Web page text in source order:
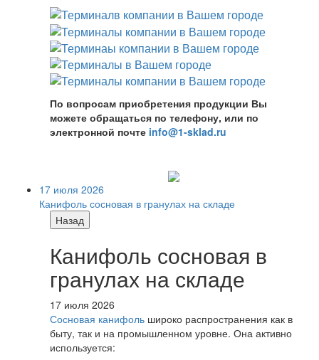
По вопросам приобретения продукции Вы
можете обращаться по телефону, или по
электронной почте info@1-sklad.ru
17 июля 2026
Канифоль сосновая в гранулах на складе
Назад
Канифоль сосновая в
гранулах на складе
17 июля 2026
Сосновая канифоль широко распространения как в
быту, так и на промышленном уровне. Она активно
используется: